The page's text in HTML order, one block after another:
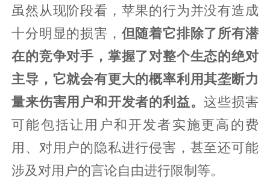
虽然从现阶段看，苹果的行为并没有造成
十分明显的损害， 但随着它排除了所有潜
在的竞争对手，掌握了对整个生态的绝对
主导，它就会有更大的概率利用其垄断力
量来伤害用户和开发者的利益。这些损害
可能包括让用户和开发者实施更高的费
用、对用户的隐私进行侵害，甚至还可能
涉及对用户的言论自由进行限制等。